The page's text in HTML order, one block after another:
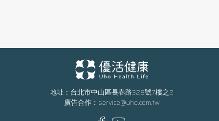
份最可貴的生命保險，當來不及儲存臍帶血時，現在則可先將周邊
血幹細胞儲存起來，當成投資自己的健康，以及幫家人買份保單。
展望未來，尖端醫除既有的細胞保存、細胞治療服務外，還期望增
防、保存與治療的健康服務。
細胞治療計畫送件，將為350萬名退化性關節炎患者，帶來人工關節
國人膝關節退化盛行率有15%，換算全台約350萬人，等於每6.5人
就有一人。健保署更統計，2017年膝部關節炎就醫83.7萬人，較
2016年就增加近5萬人，而全台執行全膝關節置換約2萬7千件，其
地址：台北市中山區長春路328號7樓之2
廣告合作： service@uho.com.tw